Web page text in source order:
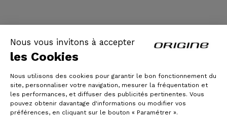
Nous vous invitons à accepter
les Cookies
Nous utilisons des cookies pour garantir le bon fonctionnement du
site, personnaliser votre navigation, mesurer la fréquentation et
les performances, et diffuser des publicités pertinentes. Vous
pouvez obtenir davantage d'informations ou modifier vos
préférences, en cliquant sur le bouton « Paramétrer ».